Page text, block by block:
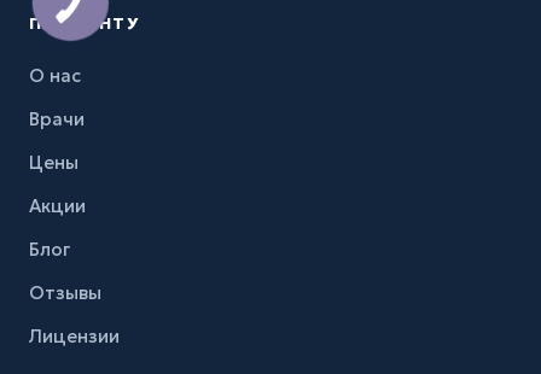
ПАЦИЕНТУ
О нас
Врачи
Цены
Акции
Блог
Отзывы
Лицензии